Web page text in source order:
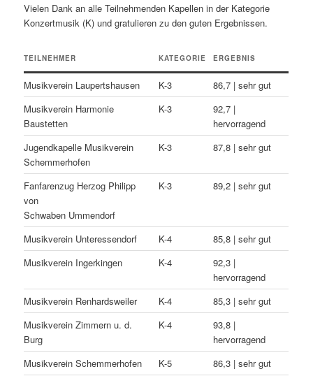
Vielen Dank an alle Teilnehmenden Kapellen in der Kategorie
Konzertmusik (K) und gratulieren zu den guten Ergebnissen.
TEILNEHMER KATEGORIE ERGEBNIS
Musikverein Laupertshausen K-3
86,7 | sehr gut
Musikverein Harmonie
Baustetten
K-3
92,7 |
hervorragend
Jugendkapelle Musikverein
Schemmerhofen
K-3 87,8 | sehr gut
Fanfarenzug Herzog Philipp
von
Schwaben Ummendorf
K-3 89,2 | sehr gut
Musikverein Unteressendorf K-4
85,8 | sehr gut
Musikverein Ingerkingen
K-4
92,3 |
hervorragend
Musikverein Renhardsweiler
K-4
85,3 | sehr gut
Musikverein Zimmern u. d.
Burg
K-4
93,8 |
hervorragend
Musikverein Schemmerhofen
K-5
86,3 | sehr gut